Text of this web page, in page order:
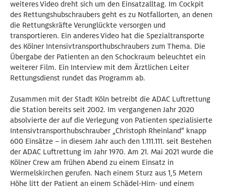
weiteres Video dreht sich um den Einsatzalltag. Im Cockpit
des Rettungshubschraubers geht es zu Notfallorten, an denen
die Rettungskräfte Verunglückte versorgen und
transportieren. Ein anderes Video hat die Spezialtransporte
des Kölner Intensivtransporthubschraubers zum Thema. Die
Übergabe der Patienten an den Schockraum beleuchtet ein
weiterer Film. Ein Interview mit dem Ärztlichen Leiter
Rettungsdienst rundet das Programm ab.
Zusammen mit der Stadt Köln betreibt die ADAC Luftrettung
die Station bereits seit 2002. Im vergangenen Jahr 2020
absolvierte der auf die Verlegung von Patienten spezialisierte
Intensivtransporthubschrauber „Christoph Rheinland“ knapp
600 Einsätze – in diesem Jahr auch den 1.111.111. seit Bestehen
der ADAC Luftrettung im Jahr 1970. Am 21. Mai 2021 wurde die
Kölner Crew am frühen Abend zu einem Einsatz in
Wermelskirchen gerufen. Nach einem Sturz aus 1,5 Metern
Höhe litt der Patient an einem Schädel-Hirn- und einem